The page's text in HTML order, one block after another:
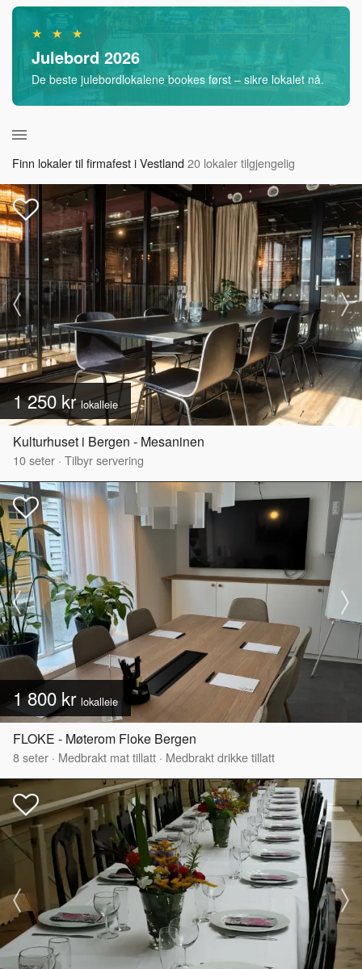
★ ★ ★
Julebord 2026
De beste julebordlokalene bookes først – sikre lokalet nå.
Finn lokaler til firmafest i Vestland20 lokaler tilgjengelig
1 250 krlokalleie
Kulturhuset i Bergen - Mesaninen
10seter · Tilbyr servering
1 800 kr lokalleie
FLOKE - Møterom Floke Bergen
8seter · Medbrakt mat tillatt · Medbrakt drikke tillatt